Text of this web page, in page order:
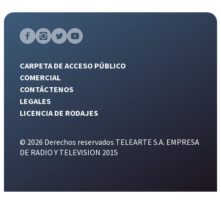
CARPETA DE ACCESO PÚBLICO
COMERCIAL
CONTÁCTENOS
LEGALES
LICENCIA DE RODAJES
© 2026 Derechos reservados TELEARTE S.A. EMPRESA
DE RADIO Y TELEVISION 2015